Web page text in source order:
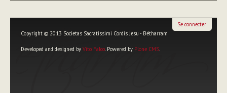
Copyright © 2013 Societas Sacratissimi Cordis Jesu - Bétharram
Developed and designed by Vito Falco. Powered by Plone CMS.
Se connecter